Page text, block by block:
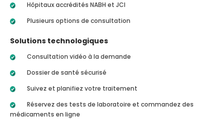
Hôpitaux accrédités NABH et JCI
Plusieurs options de consultation
Solutions technologiques
Consultation vidéo à la demande
Dossier de santé sécurisé
Suivez et planifiez votre traitement
Réservez des tests de laboratoire et commandez des
médicaments en ligne